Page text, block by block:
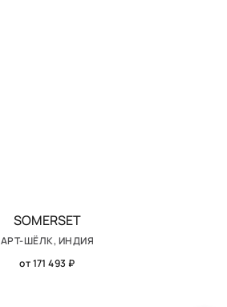
SOMERSET
АРТ-ШЁЛК, ИНДИЯ
от 171 493 ₽